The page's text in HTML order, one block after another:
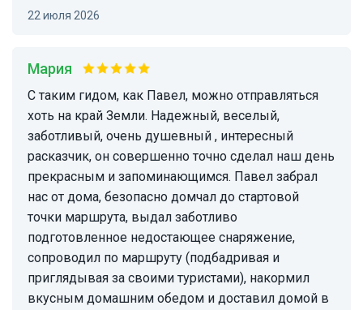
22 июля 2026
Мария
С таким гидом, как Павел, можно отправляться
хоть на край Земли. Надежный, веселый,
заботливый, очень душевный , интересный
расказчик, он совершенно точно сделал наш день
прекрасным и запоминающимся. Павел забрал
нас от дома, безопасно домчал до стартовой
точки маршрута, выдал заботливо
подготовленное недостающее снаряжение,
сопроводил по маршруту (подбадривая и
приглядывая за своими туристами), накормил
вкусным домашним обедом и доставил домой в